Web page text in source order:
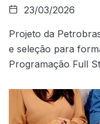
23/03/2026
Projeto da
e seleção para
Programação Full